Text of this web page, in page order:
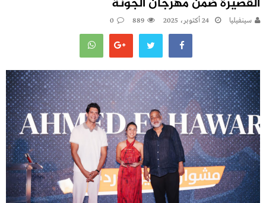
سينفيليا 24 أكتوبر، 2025 889
0